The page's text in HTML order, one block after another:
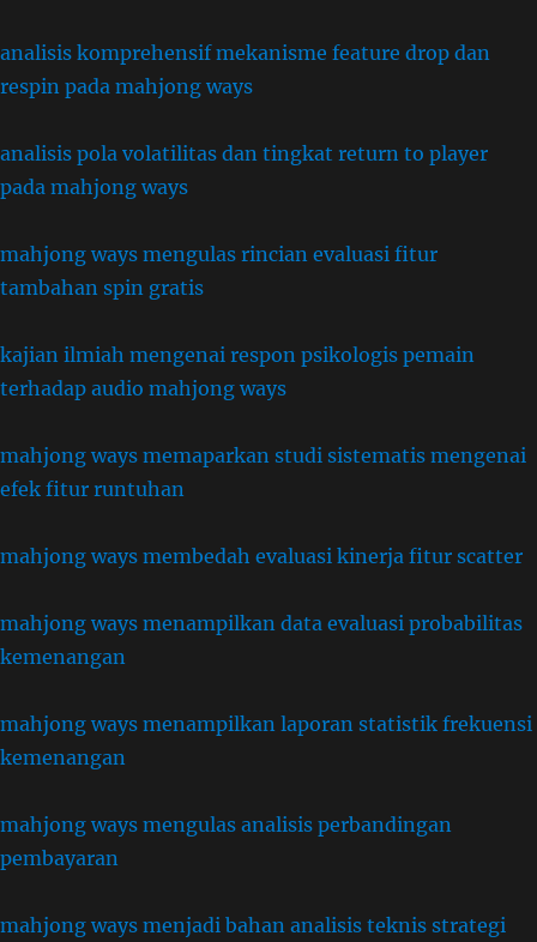
analisis komprehensif mekanisme feature drop dan
respin pada mahjong ways
analisis pola volatilitas dan tingkat return to player
pada mahjong ways
mahjong ways mengulas rincian evaluasi fitur
tambahan spin gratis
kajian ilmiah mengenai respon psikologis pemain
terhadap audio mahjong ways
mahjong ways memaparkan studi sistematis mengenai
efek fitur runtuhan
mahjong ways membedah evaluasi kinerja fitur scatter
mahjong ways menampilkan data evaluasi probabilitas
kemenangan
mahjong ways menampilkan laporan statistik frekuensi
kemenangan
mahjong ways mengulas analisis perbandingan
pembayaran
mahjong ways menjadi bahan analisis teknis strategi